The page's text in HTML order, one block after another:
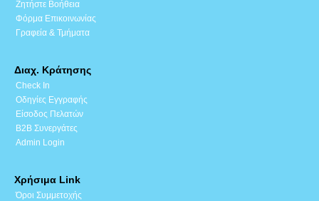
Ζητήστε Βοήθεια
Φόρμα Επικοινωνίας
Γραφεία & Τμήματα
Διαχ. Κράτησης
Check In
Οδηγίες Εγγραφής
Είσοδος Πελατών
B2B Συνεργάτες
Admin Login
Χρήσιμα Link
Όροι Συμμετοχής